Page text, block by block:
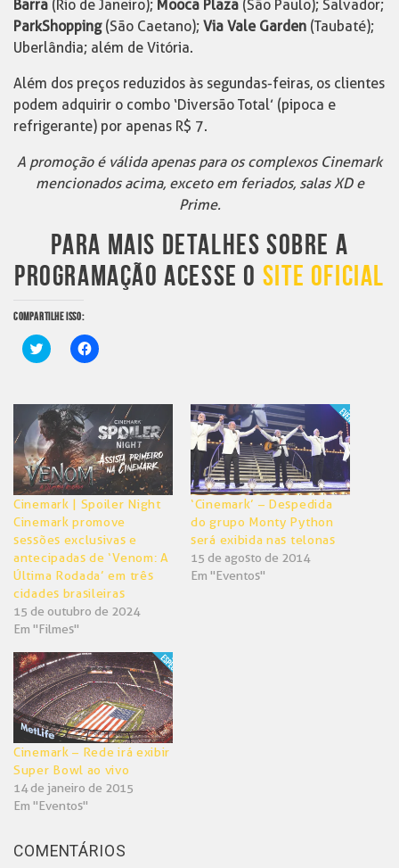
Barra (Rio de Janeiro); Mooca Plaza (São Paulo); Salvador;
ParkShopping(São Caetano); Via Vale Garden (Taubaté);
Uberlândia; além de Vitória.
Além dos preços reduzidos às segundas-feiras, os clientes
podem adquirir o combo ‘Diversão Total’ (pipoca e
refrigerante) por apenas R$ 7.
A promoção é válida apenas para os complexos Cinemark
mencionados acima, exceto em feriados, salas XD e
Prime.
PARA MAIS DETALHES SOBRE A
PROGRAMAÇÃO ACESSE O SITE OFICIAL
COMPARTILHE ISSO:
Clique
para
em
nova
janela)
Clique
para
em
nova
janela)
Cinemark | Spoiler Night
Cinemark promove
sessões exclusivas e
antecipadas de ‘Venom: A
Última Rodada’ em três
cidades brasileiras
15 de outubro de 2024
Em "Filmes"
‘Cinemark’ – Despedida
do grupo Monty Python
será exibida nas telonas
15 de agosto de 2014
Em "Eventos"
Cinemark – Rede irá exibir
Super Bowl ao vivo
14 de janeiro de 2015
Em "Eventos"
COMENTÁRIOS